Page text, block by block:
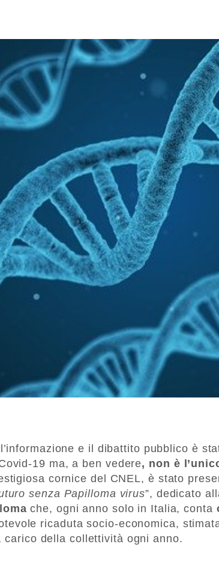
e il dibattito pubblico è
19 ma, a ben vedere, non è
cornice del CNEL, è stato
senza Papilloma virus”, dedicato
che, ogni anno solo in Italia, conta
ricaduta socio-economica,
della collettività ogni anno.